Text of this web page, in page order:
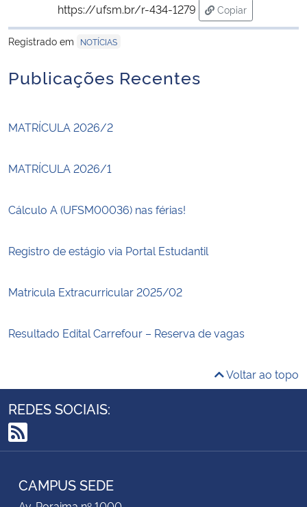
https://ufsm.br/r-434-1279
Copiar
para área de
Registrado em
NOTÍCIAS
Publicações Recentes
MATRÍCULA 2026/2
MATRÍCULA 2026/1
Cálculo A (UFSM00036) nas férias!
Registro de estágio via Portal Estudantil
Matricula Extracurricular 2025/02
Resultado Edital Carrefour – Reserva de vagas
Voltar ao topo
REDES SOCIAIS:
RSS
CAMPUS SEDE